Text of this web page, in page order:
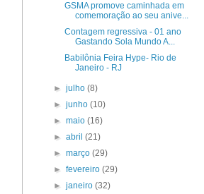
GSMA promove caminhada em
comemoração ao seu anive...
Contagem regressiva - 01 ano
Gastando Sola Mundo A...
Babilônia Feira Hype- Rio de
Janeiro - RJ
►julho(8)
►junho(10)
►maio(16)
►abril(21)
►março(29)
►fevereiro(29)
►janeiro(32)